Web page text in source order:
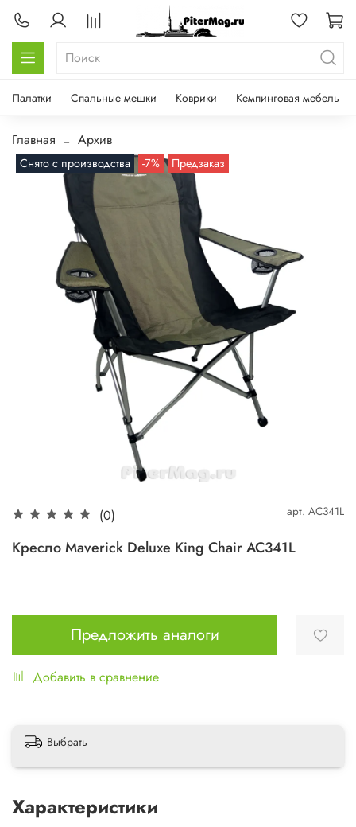
Палатки Спальные мешки Коврики Кемпинговая мебель
Главная Архив
Снято с производства -7% Предзаказ
(0) арт. AC341L
Кресло Maverick Deluxe King Chair AC341L
Предложить аналоги
Добавить в сравнение
Выбрать
Характеристики